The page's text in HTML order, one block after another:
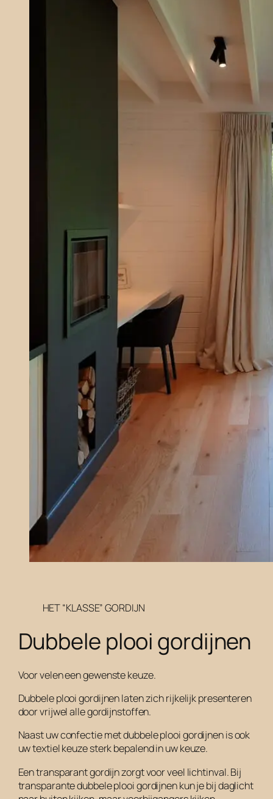
HET “KLASSE” GORDIJN
Dubbele plooi gordijnen
Voor velen een gewenste keuze.
Dubbele plooi gordijnen laten zich rijkelijk presenteren
door vrijwel alle gordijnstoffen.
Naast uw confectie met dubbele plooi gordijnen is ook
uw textiel keuze sterk bepalend in uw keuze.
Een transparant gordijn zorgt voor veel lichtinval. Bij
transparante dubbele plooi gordijnen kun je bij daglicht